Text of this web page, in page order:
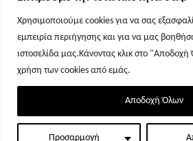
Χρησιμοποιούμε cookies για να σας
εμπειρία περιήγησης και για να μας
ιστοσελίδα μας.Κάνοντας κλικ στο "Αποδοχή
χρήση των cookies από εμάς.
Προσαρμογή
Αποδοχή Όλων
Σελίδα 1